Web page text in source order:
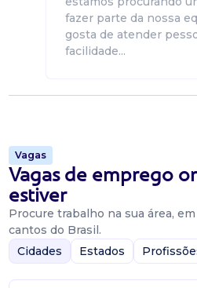
fazer parte da nossa
gosta de atender
facilidade...
Vagas
Vagas de emprego
estiver
Procure trabalho na sua área,
cantos do Brasil.
Cidades
Estados